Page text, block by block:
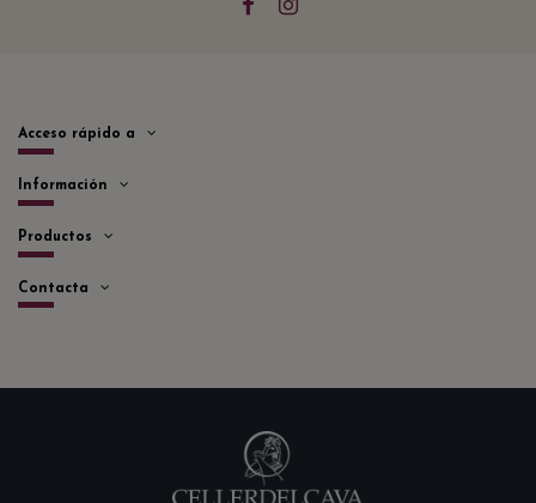
Acceso rápido a
Información
Productos
Contacta